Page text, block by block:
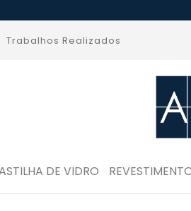
Trabalhos Realizados
DE VIDRO